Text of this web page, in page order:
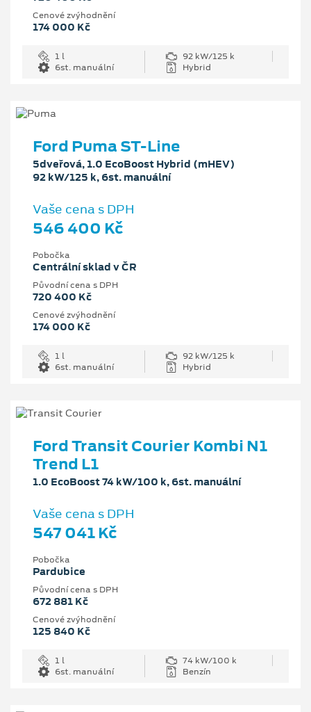
Cenové zvýhodnění
174 000 Kč
1 l
92 kW/125 k
6st. manuální
Hybrid
Ford Puma ST-Line
5dveřová, 1.0 EcoBoost Hybrid (mHEV)
92 kW/125 k, 6st. manuální
Vaše cena s DPH
546 400 Kč
Pobočka
Centrální sklad v ČR
Původní cena s DPH
720 400 Kč
Cenové zvýhodnění
174 000 Kč
1 l
92 kW/125 k
6st. manuální
Hybrid
Ford Transit Courier Kombi N1
Trend L1
1.0 EcoBoost 74 kW/100 k, 6st. manuální
Vaše cena s DPH
547 041 Kč
Pobočka
Pardubice
Původní cena s DPH
672 881 Kč
Cenové zvýhodnění
125 840 Kč
1 l
74 kW/100 k
6st. manuální
Benzín